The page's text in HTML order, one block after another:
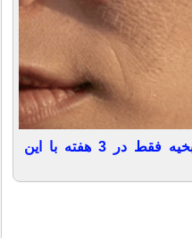
کاهش چشمگیر جای زخم و بخیه فقط در 3 هفته با این